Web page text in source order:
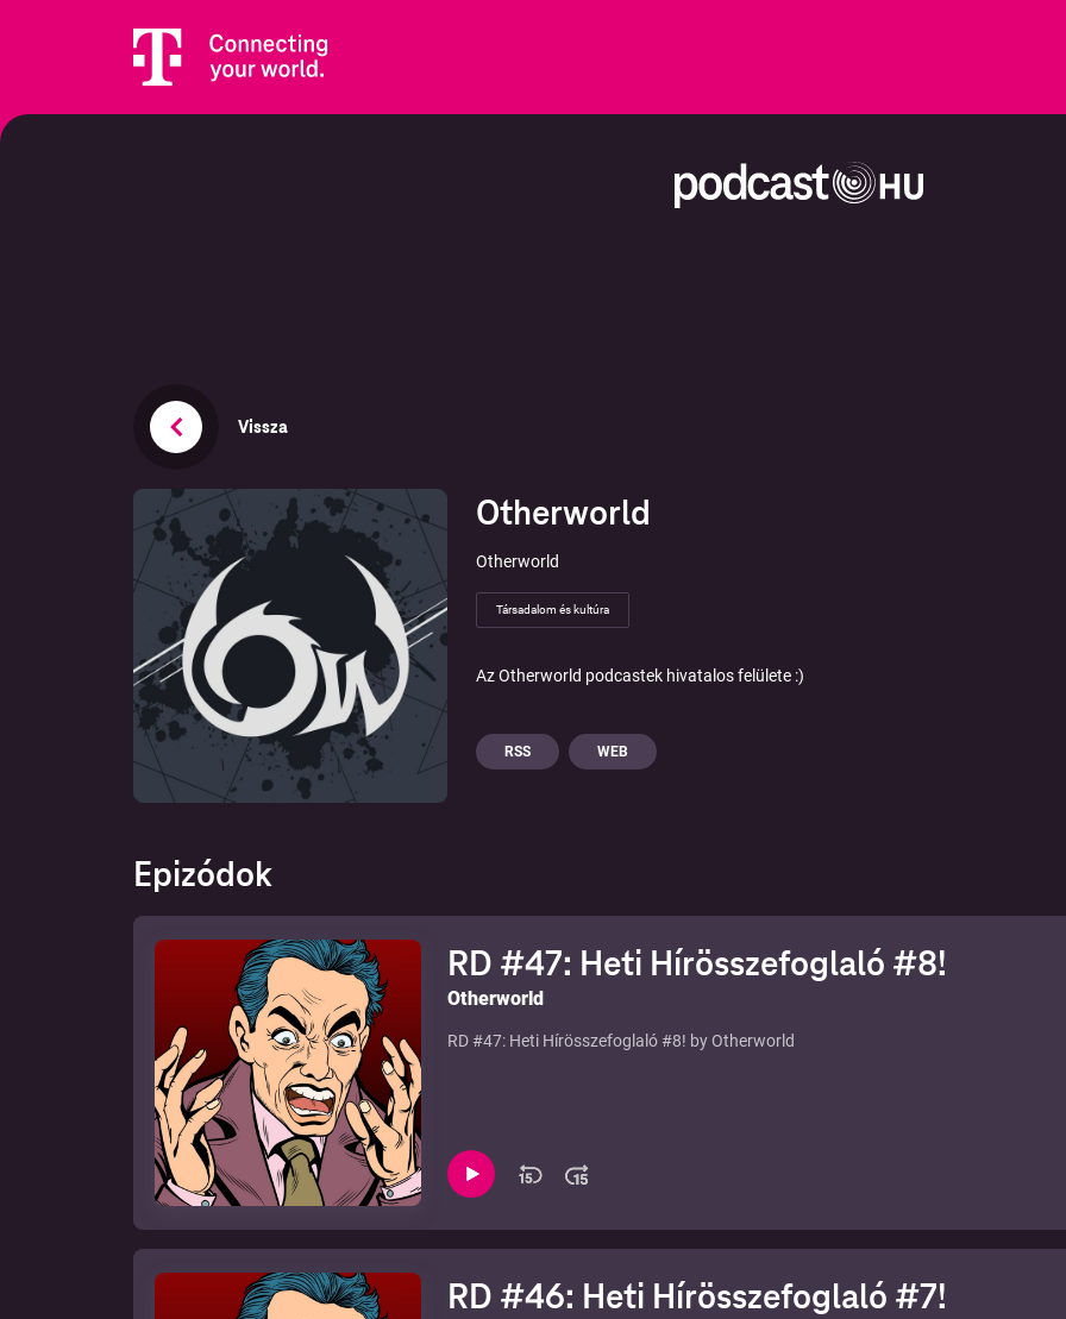
Vissza
Otherworld
Otherworld
Társadalom és kultúra
Az Otherworld podcastek hivatalos felülete :)
RSS WEB
Epizódok
RD #47: Heti Hírösszefoglaló #8!
Otherworld
RD #47: Heti Hírösszefoglaló #8! by Otherworld
RD #46: Heti Hírösszefoglaló #7!